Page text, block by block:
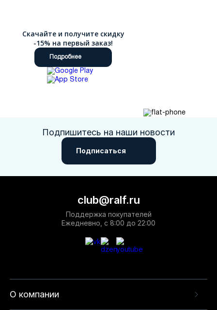
Скачайте и получите скидку
-15% на первый заказ!
Подробнее
Подпишитесь на наши новости
Подписаться
О компании
club@ralf.ru
Поддержка покупателей
Ежедневно, с 8:00 до 22:00